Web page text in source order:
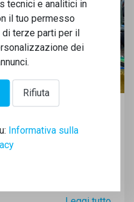
2025 del Team
NEWS
di seguito i
tecnici e analitici in
il tuo permesso
terze parti per il
dei
Rifiuta
Informativa sulla